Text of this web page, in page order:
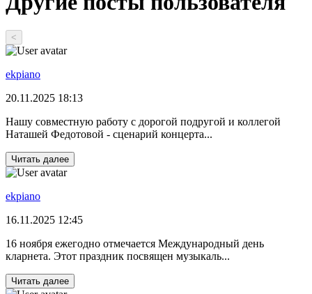
<
ekpiano
20.11.2025 18:13
Нашу совместную работу с дорогой подругой и коллегой
Наташей Федотовой - сценарий концерта...
Читать далее
ekpiano
16.11.2025 12:45
16 ноября ежегодно отмечается Международный день
кларнета. Этот праздник посвящен музыкаль...
Читать далее